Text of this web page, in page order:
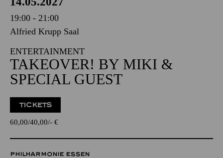
19:00 - 21:00
Alfried Krupp Saal
ENTERTAINMENT
TAKEOVER! BY MIKI &
SPECIAL GUEST
TICKETS
60,00 40,00 - €
PHILHARMONIE ESSEN